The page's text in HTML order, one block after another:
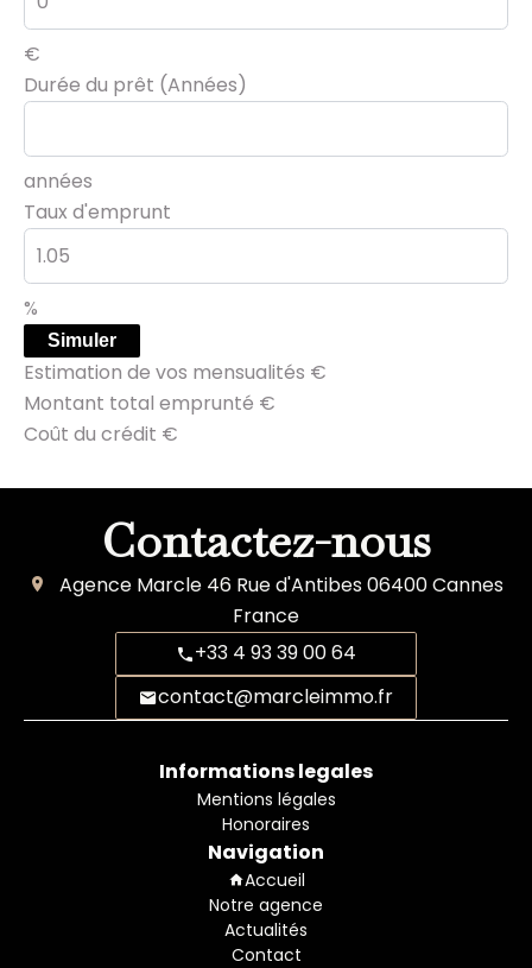
€
Durée du prêt (Années)
années
Taux d'emprunt
%
Simuler
Estimation de vos mensualités €
Montant total emprunté €
Coût du crédit €
Contactez-nous
Agence Marcle 46 Rue d'Antibes06400Cannes
France
+33 4 93 39 00 64
contact@marcleimmo.fr
Informations legales
Mentions légales
Honoraires
Navigation
Accueil
Notre agence
Actualités
Contact